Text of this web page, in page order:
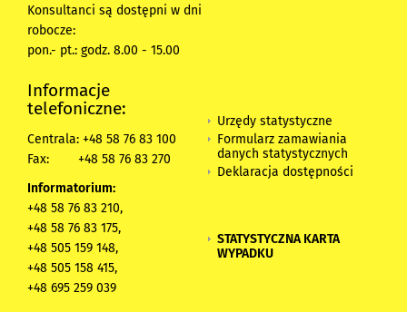
Konsultanci są dostępni w dni
robocze:
pon.- pt.: godz. 8.00 - 15.00
Informacje
telefoniczne:
Centrala: +48 58 76 83 100
Fax:
+48 58 76 83 270
Informatorium:
+48 58 76 83 210,
+48 58 76 83 175,
+48 505 159 148,
+48 505 158 415,
+48 695 259 039
Urzędy statystyczne
Formularz zamawiania
danych statystycznych
Deklaracja dostępności
STATYSTYCZNA KARTA
WYPADKU